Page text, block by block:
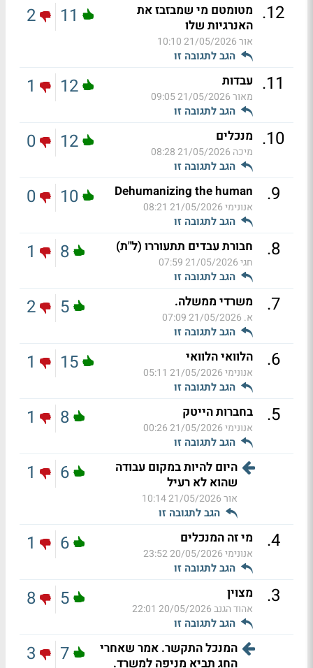
12
. מטומטם מי שמבזבז את
האנרגיות שלו
אור21/05/2026 10:10
הגב לתגובה זו
11
2
11
. עבדות
מאור21/05/2026 09:05
הגב לתגובה זו
12
1
10
. מנכלים
מיכה 21/05/2026 08:28
הגב לתגובה זו
12
0
9
.
Dehumanizing the human
אנונימי21/05/2026 08:21
הגב לתגובה זו
10
0
8
. חבורת עבדים תתעוררו (ל"ת)
חגי21/05/2026 07:59
הגב לתגובה זו
8
1
7
. משרדי ממשלה.
א. 21/05/2026 07:09
הגב לתגובה זו
5
2
6
. הלוואי הלוואי
אנונימי21/05/2026 05:11
הגב לתגובה זו
15
1
5
. בחברות הייטק
אנונימי21/05/2026 00:26
הגב לתגובה זו
8
1
היום להיות במקום עבודה
שהוא לא רעיל
אור21/05/2026 10:14
הגב לתגובה זו
6
1
4
. מי זה המנכלים
אנונימי20/05/2026 23:52
הגב לתגובה זו
6
1
3
. מצוין
אהוד הגנב20/05/2026 22:01
הגב לתגובה זו
5
8
המנכל התקשר. אמר שאחרי
החג תביא מניפה למשרד.
7
3